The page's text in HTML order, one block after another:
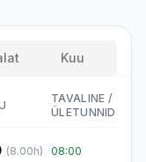
Kuu
TAVALINE /
ÜLETUNNID
(8.00h) 08:00